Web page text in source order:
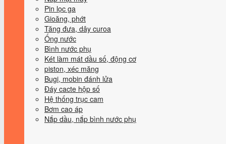
Pin lọc ga
Gioăng, phớt
Tăng đưa, dây curoa
Ống nước
Bình nước phụ
Két làm mát dầu số, động cơ
piston, xéc măng
Bugi, mobin đánh lửa
Đáy cacte hộp số
Hệ thống trục cam
Bơm cao áp
Nắp dầu, nắp bình nước phụ